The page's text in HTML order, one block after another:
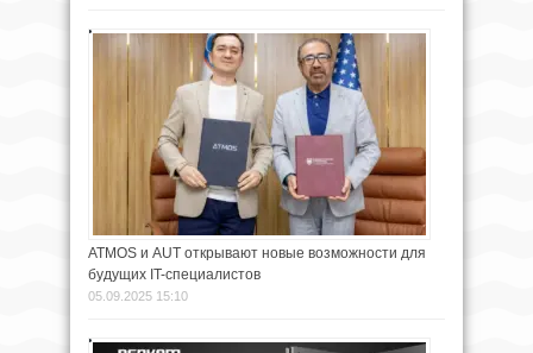
ATMOS и AUT открывают новые возможности для
будущих IT-специалистов
05.09.2025 15:10